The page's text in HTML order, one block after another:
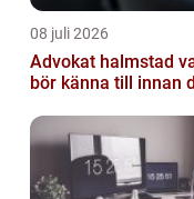
08 juli 2026
Advokat halmstad vad du
bör känna till innan